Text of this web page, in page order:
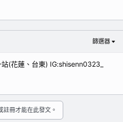
篩選器
(花蓮、台東) IG:shisenn0323_
註冊才能在此發文。